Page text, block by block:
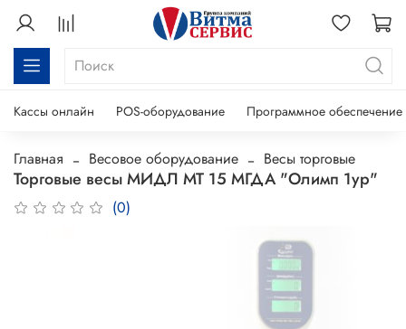
Кассы онлайн POS-оборудование Программное обеспечение
Главная Весовое оборудование Весы торговые
Торговые весы МИДЛ МТ 15 МГДА "Олимп 1ур"
(0)